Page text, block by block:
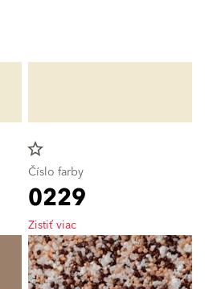
star_border
Číslo farby
0229
Zistiť viac